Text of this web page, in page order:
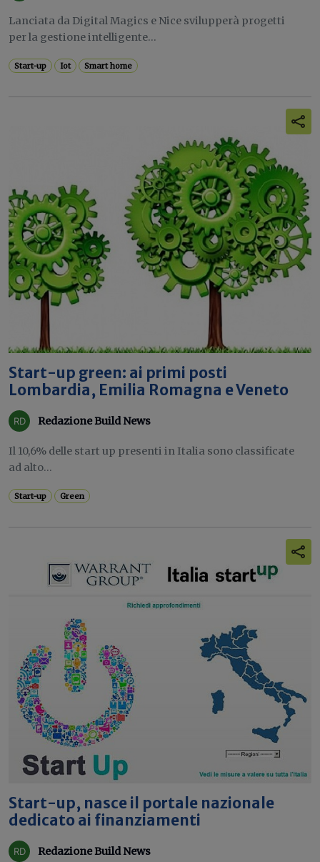
Lanciata da Digital Magics e Nice svilupperà progetti
per la gestione intelligente...
Start-up Iot Smart home
Start-up green: ai primi posti
Lombardia, Emilia Romagna e Veneto
Redazione Build News
Il 10,6% delle start up presenti in Italia sono classificate
ad alto...
Start-up Green
Start-up, nasce il portale nazionale
dedicato ai finanziamenti
Redazione Build News